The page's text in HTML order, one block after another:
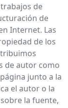
de
de
Internet. Las
de los
de autor como
junto a la
el autor o la
la fuente,